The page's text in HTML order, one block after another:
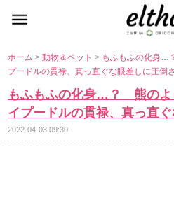
ホーム>動物＆ペット> もふもふの化身…
プードルの貫禄、真っ直ぐな眼差しに圧倒
もふもふの化身…？ 熊のよ
イプードルの貫禄、真っ直
2022-04-03 09:30